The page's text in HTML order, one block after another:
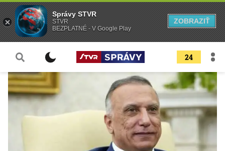
24
Správy STVR
STVR
BEZPLATNÉ - V Google Play
ZOBRAZIŤ